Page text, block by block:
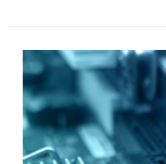
trafic
de
votre
site